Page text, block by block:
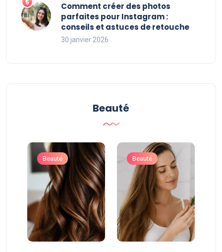
Comment créer des photos
parfaites pour Instagram :
conseils et astuces de retouche
30 janvier 2026
Beauté
Beauté Beauté